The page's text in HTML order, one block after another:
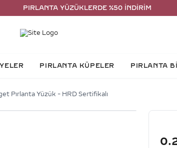
PIRLANTA YÜZÜKLERDE %50 İNDİRİM
PIRLANTA KÜPELER PIRLANTA
Pırlanta Yüzük - HRD Sertifikalı